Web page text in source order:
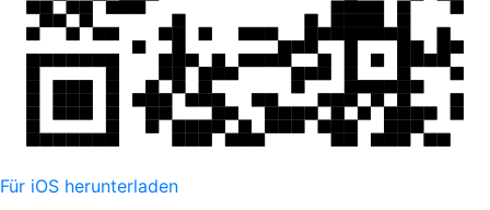
Für iOS herunterladen